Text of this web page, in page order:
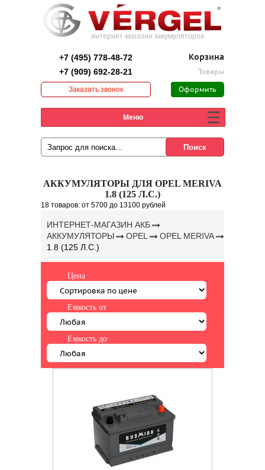
интернет-магазин аккумуляторов
+7 (495) 778-48-72
+7 (909) 692-28-21
Заказать звонок
Корзина
Товары
Оформить
Меню
АККУМУЛЯТОРЫ ДЛЯ OPEL MERIVA
1.8 (125 Л.С.)
18 товаров: от 5700 до 13100 рублей
ИНТЕРНЕТ-МАГАЗИН АКБ
АККУМУЛЯТОРЫ
OPEL
OPEL MERIVA
1.8 (125 Л.С.)
Цена
Емкость от
Емкость до